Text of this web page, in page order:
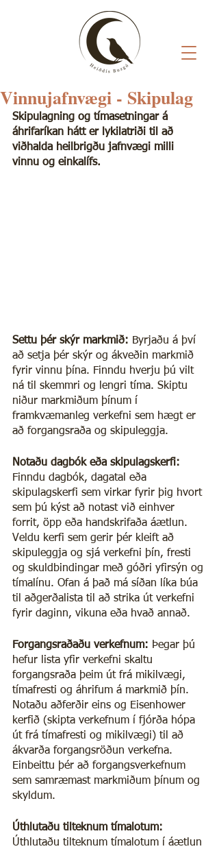
Vinnujafnvægi - Skipulag
Skipulagning og tímasetningar á
áhrifaríkan hátt er lykilatriði til að
viðhalda heilbrigðu jafnvægi milli
vinnu og einkalífs.
Settu þér skýr markmið: Byrjaðu á því
að setja þér skýr og ákveðin markmið
fyrir vinnu þína. Finndu hverju þú vilt
ná til skemmri og lengri tíma. Skiptu
niður markmiðum þínum í
framkvæmanleg verkefni sem hægt er
að forgangsraða og skipuleggja.
Notaðu dagbók eða skipulagskerfi:
Finndu dagbók, dagatal eða
skipulagskerfi sem virkar fyrir þig hvort
sem þú kýst að notast við einhver
forrit, öpp eða handskrifaða áætlun.
Veldu kerfi sem gerir þér kleift að
skipuleggja og sjá verkefni þín, fresti
og skuldbindingar með góðri yfirsýn og
tímalínu. Ofan á það má síðan líka búa
til aðgerðalista til að strika út verkefni
fyrir daginn, vikuna eða hvað annað.
Forgangsraðaðu verkefnum: Þegar þú
hefur lista yfir verkefni skaltu
forgangsraða þeim út frá mikilvægi,
tímafresti og áhrifum á markmið þín.
Notaðu aðferðir eins og Eisenhower
kerfið (skipta verkefnum í fjórða hópa
út frá tímafresti og mikilvægi) til að
ákvarða forgangsröðun verkefna.
Einbeittu þér að forgangsverkefnum
sem samræmast markmiðum þínum og
skyldum.
Úthlutaðu tilteknum tímalotum:
Úthlutaðu tilteknum tímalotum í áætlun